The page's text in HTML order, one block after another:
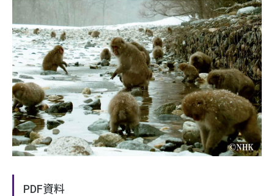
PDF資料